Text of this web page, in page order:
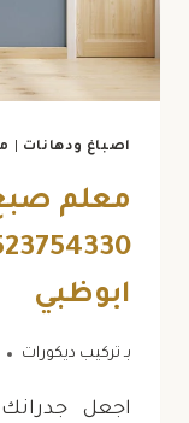
اصباغ ودهانات
معلم
ابوظبي
بـ تركيب ديكورات
اجعل